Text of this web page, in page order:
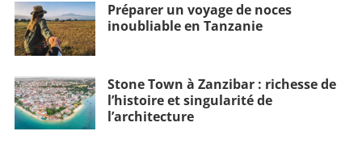
Préparer un voyage de noces
inoubliable en Tanzanie
Stone Town à Zanzibar : richesse de
l’histoire et singularité de
l’architecture